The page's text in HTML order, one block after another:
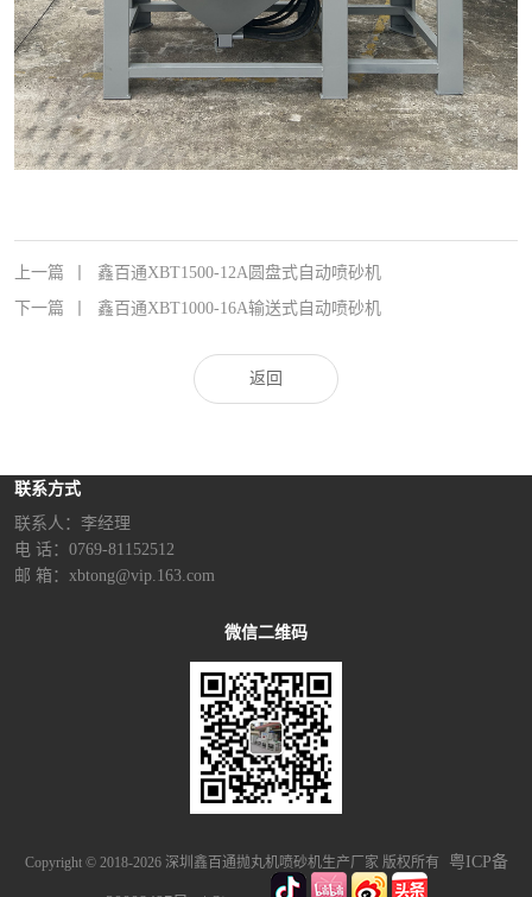
上一篇
鑫百通XBT1500-12A圆盘式自动喷砂机
下一篇
鑫百通XBT1000-16A输送式自动喷砂机
返回
联系方式
联系人：李经理‬
电 话：0769-81152512
邮 箱：xbtong@vip.163.com
微信二维码
Copyright © 2018-2026 深圳鑫百通抛丸机喷砂机生产厂家 版权所有 粤ICP备